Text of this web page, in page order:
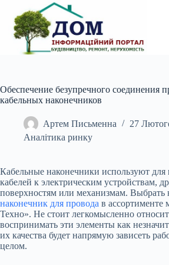
вмісту
Обеспечение безупречного соединения
кабельных наконечников
Артем Письменна
27
Аналітика ринку
Кабельные наконечники используют для
кабелей к электрическим устройствам,
поверхностям или механизмам. Выбрать
наконечник для провода в ассортименте
Техно». Не стоит легкомысленно
воспринимать эти элементы как
их качества будет напрямую зависеть
целом.